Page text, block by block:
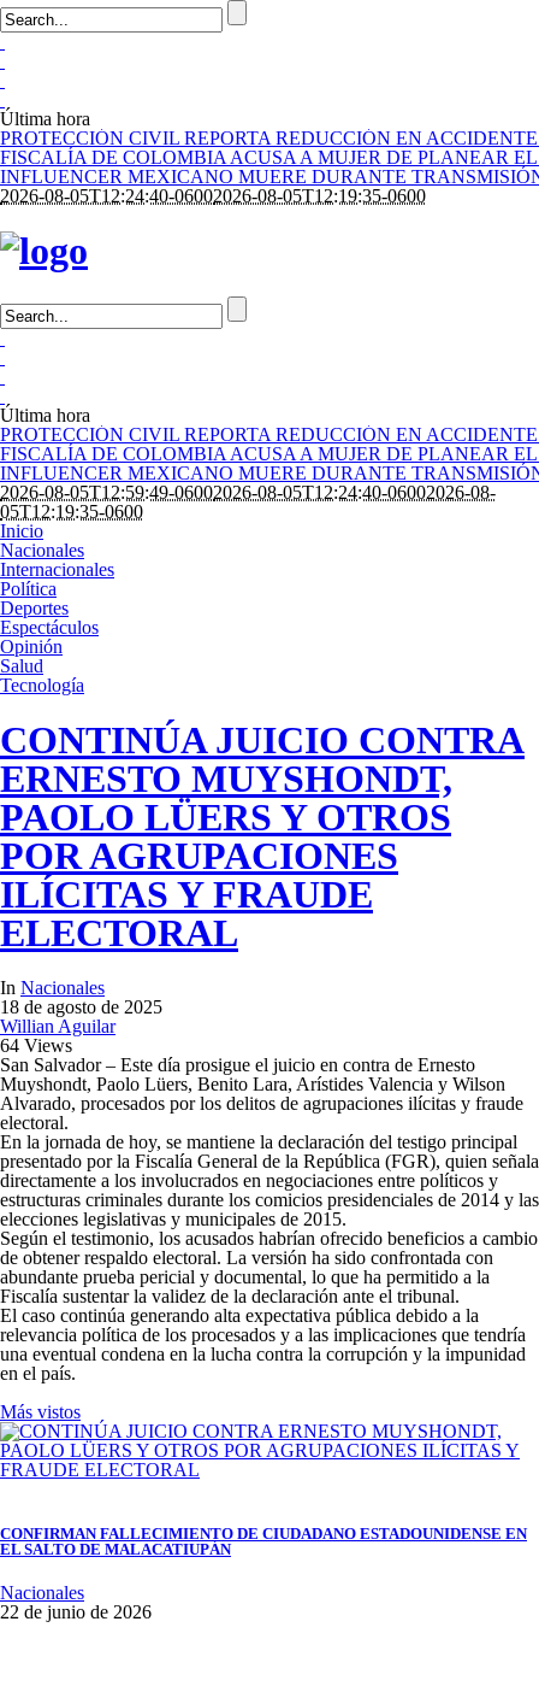
Última hora
PROTECCIÓN CIVIL REPORTA REDUCCIÓN EN
FISCALÍA DE COLOMBIA ACUSA A MUJER DE PLANEAR
INFLUENCER MEXICANO MUERE DURANTE
2026-08-05T12:24:40-06002026-08-05T12:19:35-0600
Última hora
PROTECCIÓN CIVIL REPORTA REDUCCIÓN EN
FISCALÍA DE COLOMBIA ACUSA A MUJER DE PLANEAR
INFLUENCER MEXICANO MUERE DURANTE
2026-08-05T12:59:49-06002026-08-05T12:24:40-06002026-08-
05T12:19:35-0600
Inicio
Nacionales
Internacionales
Política
Deportes
Espectáculos
Opinión
Salud
Tecnología
CONTINÚA JUICIO CONTRA
ERNESTO MUYSHONDT,
PAOLO LÜERS Y OTROS
POR AGRUPACIONES
ILÍCITAS Y FRAUDE
ELECTORAL
In Nacionales
18 de agosto de 2025
Willian Aguilar
64 Views
San Salvador – Este día prosigue el juicio en contra de Ernesto
Muyshondt, Paolo Lüers, Benito Lara, Arístides Valencia y Wilson
Alvarado, procesados por los delitos de agrupaciones ilícitas y fraude
electoral.
En la jornada de hoy, se mantiene la declaración del testigo principal
presentado por la Fiscalía General de la República (FGR), quien señala
directamente a los involucrados en negociaciones entre políticos y
estructuras criminales durante los comicios presidenciales de 2014 y las
elecciones legislativas y municipales de 2015.
Según el testimonio, los acusados habrían ofrecido beneficios a cambio
de obtener respaldo electoral. La versión ha sido confrontada con
abundante prueba pericial y documental, lo que ha permitido a la
Fiscalía sustentar la validez de la declaración ante el tribunal.
El caso continúa generando alta expectativa pública debido a la
relevancia política de los procesados y a las implicaciones que tendría
una eventual condena en la lucha contra la corrupción y la impunidad
en el país.
Más vistos
CONFIRMAN FALLECIMIENTO DE CIUDADANO ESTADOUNIDENSE EN
EL SALTO DE MALACATIUPÁN
Nacionales
22 de junio de 2026